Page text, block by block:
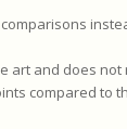
art and does
compared to